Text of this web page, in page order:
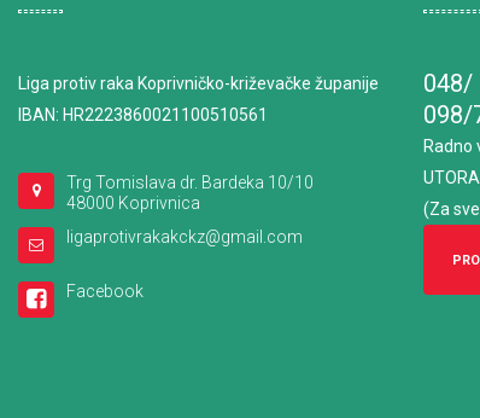
Liga protiv raka Koprivničko-križevačke županije
IBAN: HR2223860021100510561
Trg Tomislava dr. Bardeka 10/10
48000 Koprivnica
ligaprotivrakakckz@gmail.com
Facebook
048/
098/
Radno
(Za